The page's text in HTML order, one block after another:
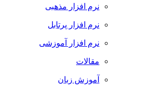
نرم افزار مذهبی
نرم افزار پرتابل
نرم افزار آموزشی
مقالات
آموزش زبان